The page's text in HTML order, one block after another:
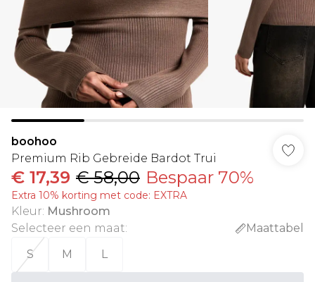
boohoo
Premium Rib Gebreide Bardot Trui
€ 17,39 € 58,00 Bespaar 70%
Extra 10% korting met code: EXTRA
Kleur: Mushroom
Selecteer een maat:
Maattabel
S
M L